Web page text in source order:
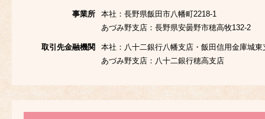
事業所
本社：長野県飯田市八幡町2218-1
あづみ野支店：長野県安曇野市穂高牧132-2
取引先金融機関
本社：八十二銀行八幡支店・飯田信用金庫城東
あづみ野支店：八十二銀行穂高支店